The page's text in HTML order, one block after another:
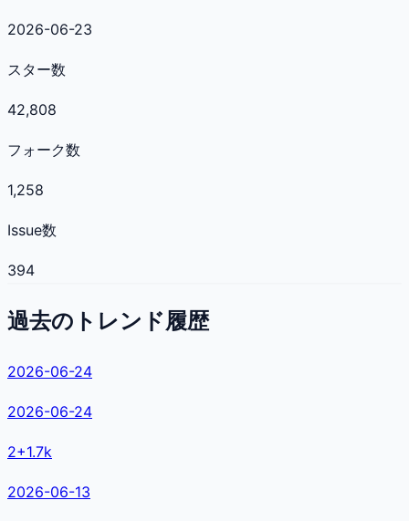
2026-06-23
スター数
42,808
フォーク数
1,258
Issue数
394
過去のトレンド履歴
2026-06-24
2026-06-24
2+1.7k
2026-06-13